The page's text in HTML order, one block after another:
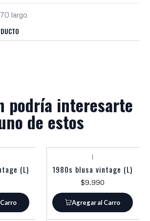
largo
podría interesarte
de estos
(L)
|
1980s blusa vintage (L)
$9.990
Agregar al Carro